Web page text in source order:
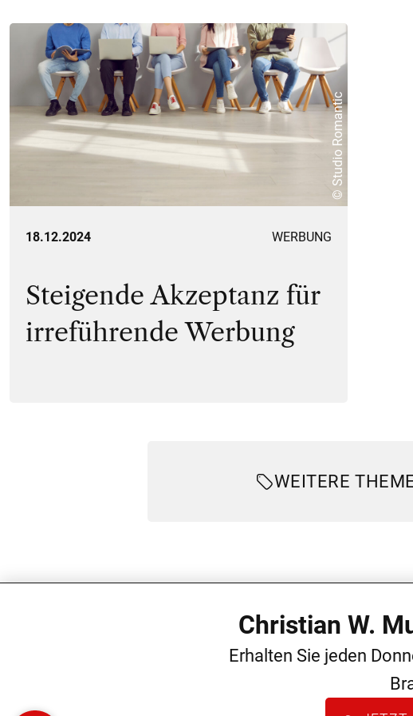
© Studio Romantic
18.12.2024 WERBUNG
Steigende Akzeptanz für
irreführende Werbung
WEITERE
Christian W.
Erhalten Sie jeden